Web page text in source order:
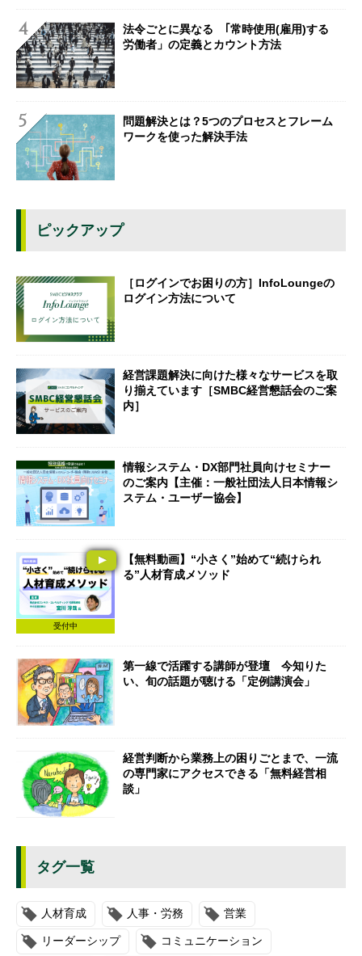
法令ごとに異なる ｢常時使用(雇用)する
労働者」の定義とカウント方法
問題解決とは？5つのプロセスとフレーム
ワークを使った解決手法
ピックアップ
［ログインでお困りの方］InfoLoungeの
ログイン方法について
経営課題解決に向けた様々なサービスを取
り揃えています［SMBC経営懇話会のご案
内］
情報システム・DX部門社員向けセミナー
のご案内【主催：一般社団法人日本情報シ
ステム・ユーザー協会】
受付中
【無料動画】“小さく”始めて“続けられ
る”人材育成メソッド
第一線で活躍する講師が登壇 今知りた
い、旬の話題が聴ける「定例講演会」
経営判断から業務上の困りごとまで、一流
の専門家にアクセスできる「無料経営相
談」
タグ一覧
人材育成 人事・労務 営業
リーダーシップ コミュニケーション